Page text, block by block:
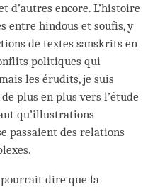
d’autres encore. L’histoire
entre hindous et soufis, y
de textes sanskrits en
politiques qui
les érudits, je suis
plus en plus vers l’étude
qu’illustrations
passaient des relations
pourrait dire que la